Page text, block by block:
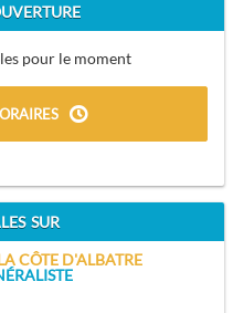
pour le moment
SUR
CÔTE D'ALBATRE